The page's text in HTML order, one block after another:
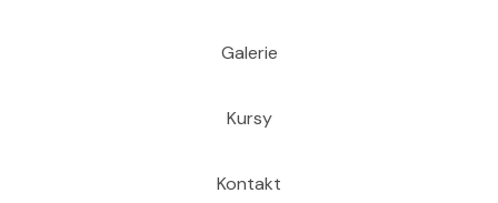
Galerie
Kursy
Kontakt